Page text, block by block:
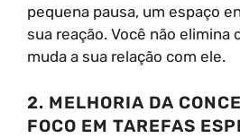
pequena pausa, um espaço
sua reação. Você não elimina
muda a sua relação com ele.
2. MELHORIA DA
FOCO EM TAREFAS